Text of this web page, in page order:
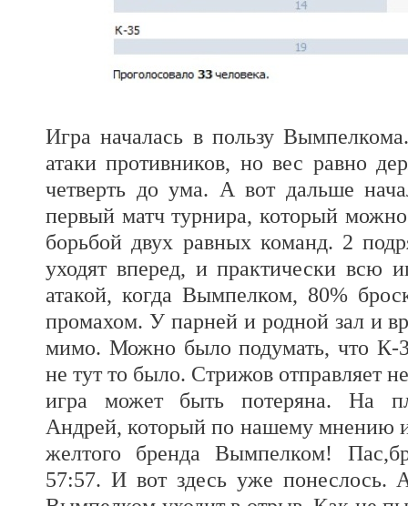
Игра началась в пользу
атаки противников, но вес равно
четверть до ума. А вот дальше
первый матч турнира, который можно
борьбой двух равных команд. 2
уходят вперед, и практически всю
атакой, когда Вымпелком, 80%
промахом. У парней и родной зал и
мимо. Можно было подумать, что К-
не тут то было. Стрижов отправляет
игра может быть потеряна. На
Андрей, который по нашему мнению
желтого бренда Вымпелком!
57:57. И вот здесь уже понеслось.